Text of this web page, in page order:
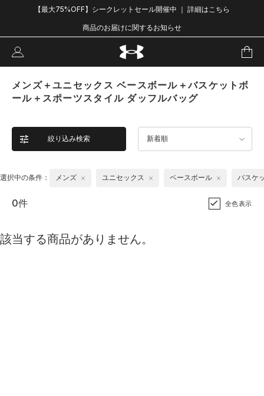
【最大75%OFF】シークレットセール開催中 ｜ 詳細はこちら
商品のお届けに関するお知らせ
メンズ＋ユニセックス ベースボール＋バスケットボ
ール＋スポーツスタイル ダッフルバッグ
絞り込み検索 新着順
選択中の条件： メンズ ユニセックス ベースボール バスケ
0件 全色表示
該当する商品がありません。